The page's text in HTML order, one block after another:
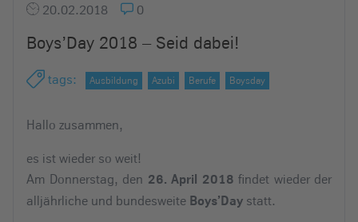
20.02.2018 0
Boys’Day 2018 – Seid dabei!
tags: Ausbildung Azubi Berufe Boysday
Hallo zusammen,
es ist wieder so weit!
Am Donnerstag, den 26. April 2018 findet wieder der
alljährliche und bundesweite Boys’Day statt.